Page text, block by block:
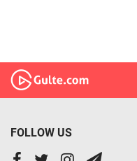
FOLLOW US